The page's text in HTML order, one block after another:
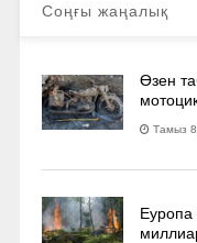
Соңғы жаңалық
Өзен
Тамыз
Еуропа